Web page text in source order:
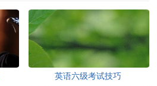
英语六级考试技巧